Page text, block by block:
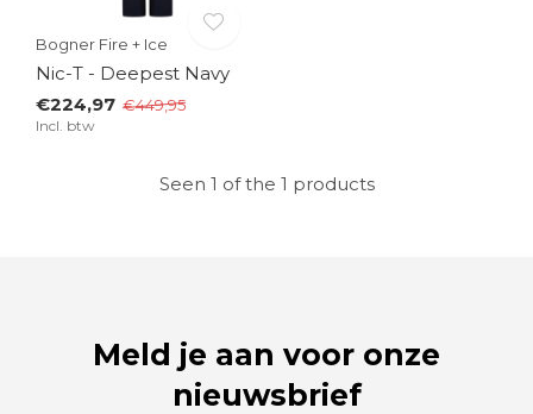
Bogner Fire + Ice
Nic-T - Deepest Navy
€224,97 €449,95
Incl. btw
Seen 1 of the 1 products
Meld je aan voor onze
nieuwsbrief